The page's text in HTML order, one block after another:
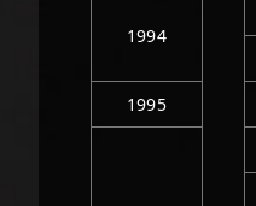
1994
1995